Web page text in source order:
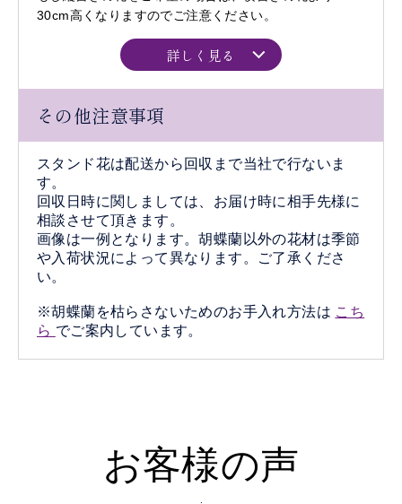
30cm高くなりますのでご注意ください。
詳しく見る
その他注意事項
スタンド花は配送から回収まで当社で行ないま
す。
回収日時に関しましては、お届け時に相手先様に
相談させて頂きます。
画像は一例となります。胡蝶蘭以外の花材は季節
や入荷状況によって異なります。ご了承くださ
い。
※胡蝶蘭を枯らさないためのお手入れ方法は こち
ら でご案内しています。
お客様の声